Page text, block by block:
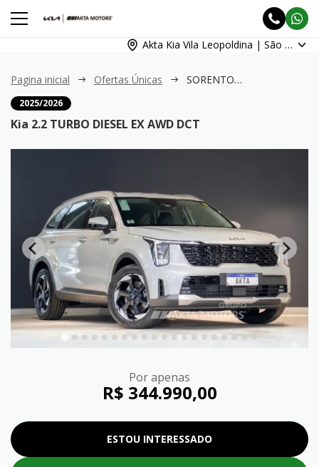
Akta Kia Vila Leopoldina | São Paulo
Pagina inicial Ofertas Únicas SORENTO 2.2 TURBO DIESEL EX AWD DCT
2025/2026
Kia 2.2 TURBO DIESEL EX AWD DCT
Por apenas
R$ 344.990,00
ESTOU INTERESSADO